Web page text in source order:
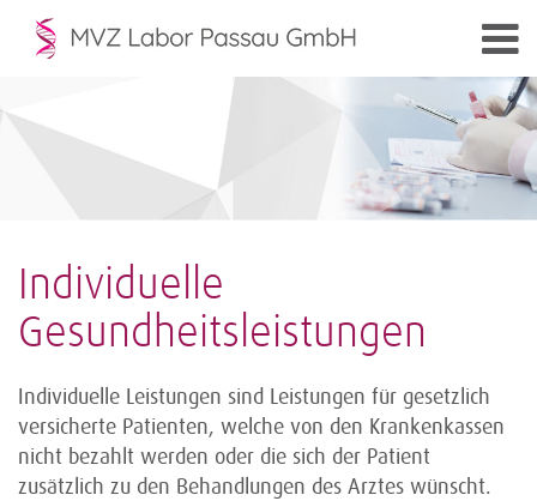
Individuelle
Gesundheitsleistungen
Individuelle Leistungen sind Leistungen für gesetzlich
versicherte Patienten, welche von den Krankenkassen
nicht bezahlt werden oder die sich der Patient
zusätzlich zu den Behandlungen des Arztes wünscht.